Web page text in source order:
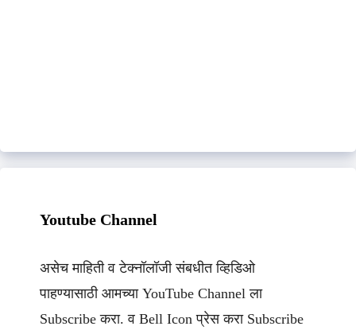
Youtube Channel
असेच माहिती व टेक्नॉलॉजी संबधीत व्हिडिओ
पाहण्यासाठी आमच्या YouTube Channel ला
Subscribe करा. व Bell Icon प्रेस करा Subscribe